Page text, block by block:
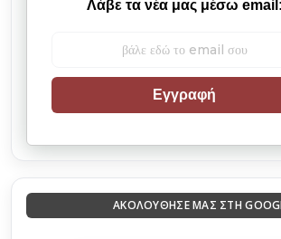
Λάβε τα νέα μας μέσω email:
Εγγραφή
ΑΚΟΛΟΎΘΗΣΈ ΜΑΣ ΣΤΗ